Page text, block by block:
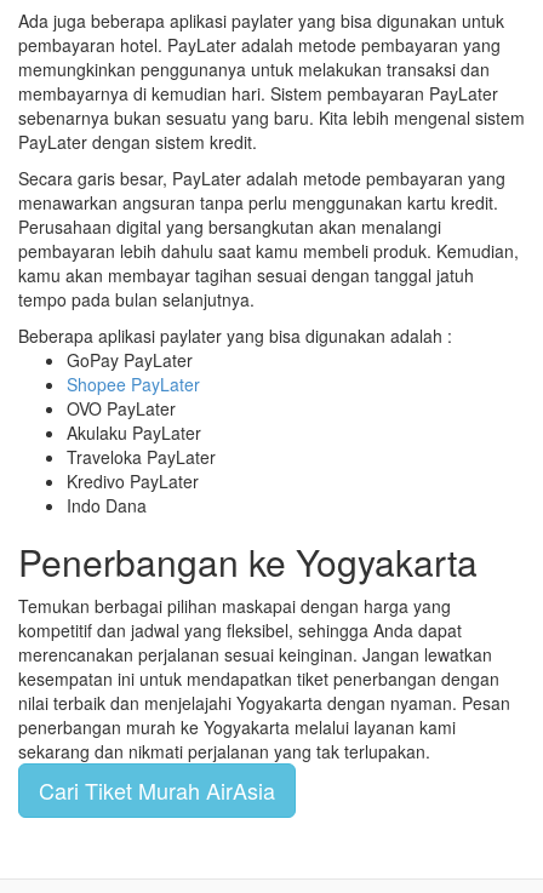
Ada juga beberapa aplikasi paylater yang bisa digunakan untuk
pembayaran hotel. PayLater adalah metode pembayaran yang
memungkinkan penggunanya untuk melakukan transaksi dan
membayarnya di kemudian hari. Sistem pembayaran PayLater
sebenarnya bukan sesuatu yang baru. Kita lebih mengenal sistem
PayLater dengan sistem kredit.
Secara garis besar, PayLater adalah metode pembayaran yang
menawarkan angsuran tanpa perlu menggunakan kartu kredit.
Perusahaan digital yang bersangkutan akan menalangi
pembayaran lebih dahulu saat kamu membeli produk. Kemudian,
kamu akan membayar tagihan sesuai dengan tanggal jatuh
tempo pada bulan selanjutnya.
Beberapa aplikasi paylater yang bisa digunakan adalah :
GoPay PayLater
Shopee PayLater
OVO PayLater
Akulaku PayLater
Traveloka PayLater
Kredivo PayLater
Indo Dana
Penerbangan ke Yogyakarta
Temukan berbagai pilihan maskapai dengan harga yang
kompetitif dan jadwal yang fleksibel, sehingga Anda dapat
merencanakan perjalanan sesuai keinginan. Jangan lewatkan
kesempatan ini untuk mendapatkan tiket penerbangan dengan
nilai terbaik dan menjelajahi Yogyakarta dengan nyaman. Pesan
penerbangan murah ke Yogyakarta melalui layanan kami
sekarang dan nikmati perjalanan yang tak terlupakan.
Cari Tiket Murah AirAsia